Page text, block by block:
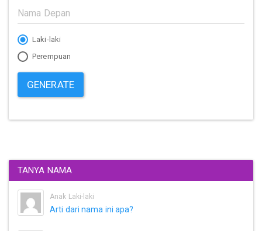
Laki-laki
Perempuan
GENERATE
TANYA NAMA
Anak Laki-laki
Arti dari nama ini apa?